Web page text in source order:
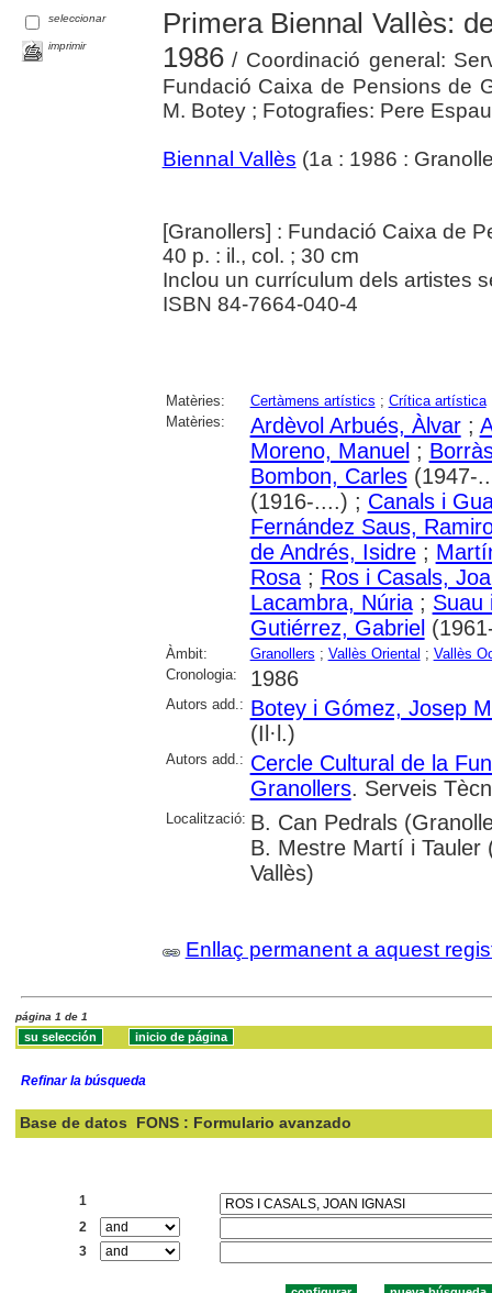
seleccionar
imprimir
Primera Biennal Vallès:
1986/ Coordinació general:
Fundació Caixa de Pensions de
M. Botey ; Fotografies: Pere
Biennal Vallès (1a : 1986 :
[Granollers] : Fundació Caixa de
40 p. : il., col. ; 30 cm
Inclou un currículum dels artistes
ISBN 84-7664-040-4
Matèries: Certàmens artístics ; Crítica artística
Matèries:
Ardèvol Arbués, Àlvar;
Moreno, Manuel ;
Bombon, Carles(1947-
(1916-....) ; Canals i
Fernández Saus,
de Andrés, Isidre;
Rosa; Ros i Casals,
Lacambra, Núria; Suau
Gutiérrez, Gabriel
Àmbit: Granollers ; Vallès Oriental ; Vallès
Cronologia:
1986
Autors add.: Botey i Gómez, Josep
(Il·l.)
Autors add.: Cercle Cultural de la
Granollers. Serveis
Localització: B. Can Pedrals
B. Mestre Martí i Tauler
Vallès)
Enllaç permanent a aquest
página 1 de 1
Refinar la búsqueda
Base de datos FONS : Formulario avanzado
1
2
3